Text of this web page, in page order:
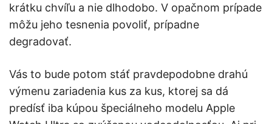
krátku chvíľu a nie dlhodobo. V opačnom prípade
môžu jeho tesnenia povoliť, prípadne
degradovať.
Vás to bude potom stáť pravdepodobne drahú
výmenu zariadenia kus za kus, ktorej sa dá
predísť iba kúpou špeciálneho modelu Apple